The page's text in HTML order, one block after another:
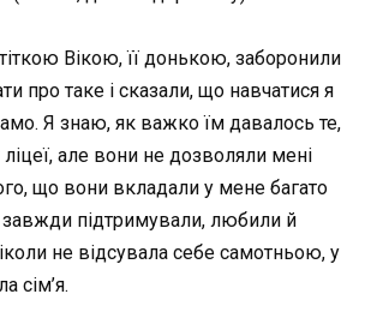
Вікою, її донькою, заборонили
про таке і сказали, що навчатися я
Я знаю, як важко їм давалось те,
але вони не дозволяли мені
що вони вкладали у мене багато
завжди підтримували, любили й
не відсувала себе самотньою, у
сім’я.